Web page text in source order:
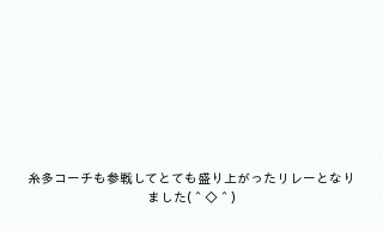
糸多コーチも参戦してとても盛り上がったリレーとなり
ました(＾◇＾)